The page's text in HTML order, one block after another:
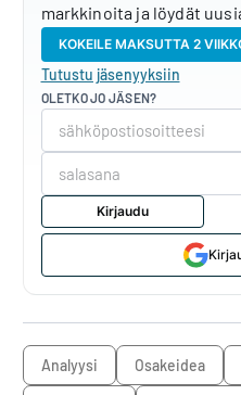
markkinoita ja löydät
KOKEILE MAKSUTTA 2
Tutustu jäsenyyksiin
OLETKO JO JÄSEN?
Kirjaudu
analyysi osakeidea